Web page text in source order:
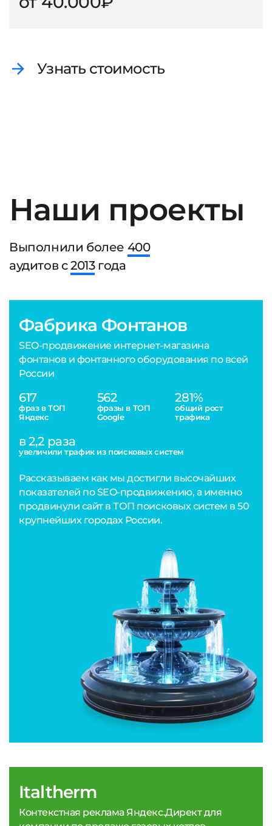
Узнать стоимость
Наши проекты
Выполнили более 400
аудитов с2013года
Фабрика Фонтанов
SEO-продвижение интернет-магазина
фонтанов и фонтанного оборудования по всей
России
617
фраз в ТОП
Яндекс
562
фразы в ТОП
Google
281%
общий рост
трафика
в 2,2 раза
увеличили трафик из поисковых систем
Рассказываем как мы достигли высочайших
показателей по SEO-продвижению, а именно
продвинули сайт в ТОП поисковых систем в 50
крупнейших городах России.
Italtherm
Контекстная реклама Яндекс.Директ для